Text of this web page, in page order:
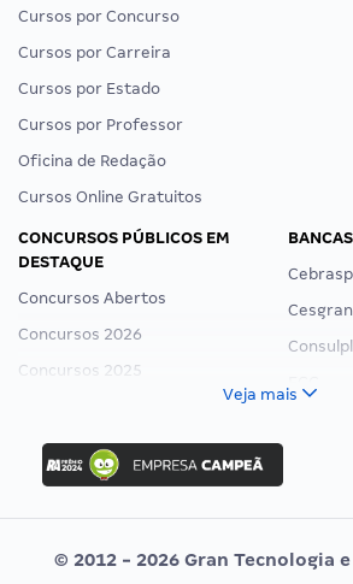
Cursos por Concurso
Cursos por Carreira
Cursos por Estado
Cursos por Professor
Oficina de Redação
Cursos Online Gratuitos
CONCURSOS PÚBLICOS EM
DESTAQUE
Concursos Abertos
Concursos 2026
Concursos 2025
Concurso Nacional Unificado
Concurso Ibama
Concurso MPU
Editais publicados
Vunesp
Veja mais
© 2012 - 2026 Gran Tecnologia